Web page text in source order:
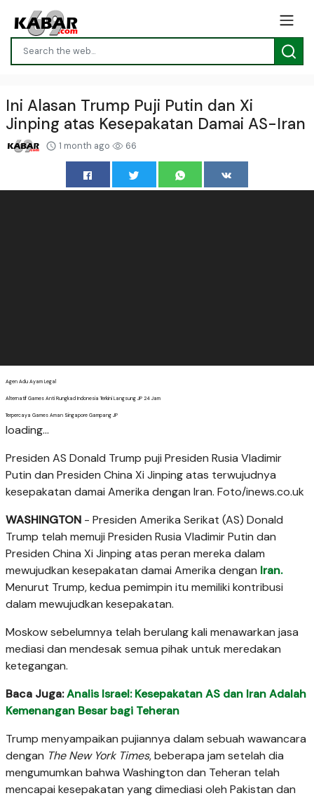
Ini Alasan Trump Puji Putin dan Xi
Jinping atas Kesepakatan Damai AS-Iran
1 month ago 66
Agen Adu Ayam Legal
Alternatif Games Anti Rungkad Indonesia Terkini Langsung JP 24 Jam
Terpercaya Games Aman Singapore Gampang JP
loading...
Presiden AS Donald Trump puji Presiden Rusia Vladimir
Putin dan Presiden China Xi Jinping atas terwujudnya
kesepakatan damai Amerika dengan Iran. Foto/inews.co.uk
WASHINGTON - Presiden Amerika Serikat (AS) Donald
Trump telah memuji Presiden Rusia Vladimir Putin dan
Presiden China Xi Jinping atas peran mereka dalam
mewujudkan kesepakatan damai Amerika dengan Iran.
Menurut Trump, kedua pemimpin itu memiliki kontribusi
dalam mewujudkan kesepakatan.
Moskow sebelumnya telah berulang kali menawarkan jasa
mediasi dan mendesak semua pihak untuk meredakan
ketegangan.
Baca Juga:Analis Israel: Kesepakatan AS dan Iran Adalah
Kemenangan Besar bagi Teheran
Trump menyampaikan pujiannya dalam sebuah wawancara
dengan The New York Times, beberapa jam setelah dia
mengumumkan bahwa Washington dan Teheran telah
mencapai kesepakatan yang dimediasi oleh Pakistan dan